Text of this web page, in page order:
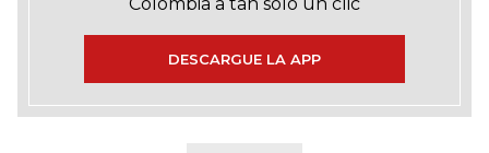
DESCARGUE LA APP